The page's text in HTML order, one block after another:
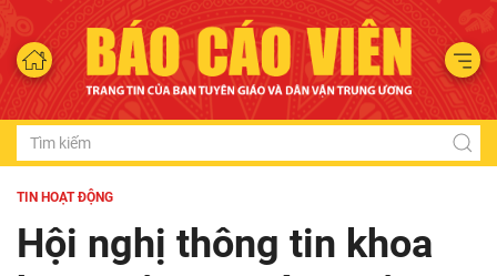
TIN HOẠT ĐỘNG
Hội nghị thông tin khoa